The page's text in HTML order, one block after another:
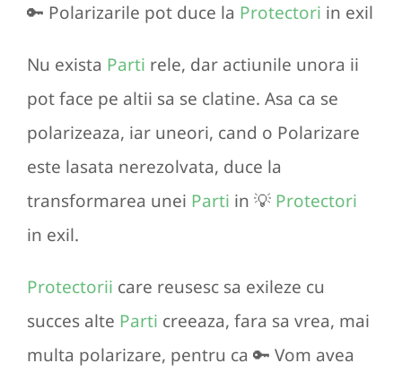
🔑 Polarizarile pot duce la Protectori in exil
Nu exista Parti rele, dar actiunile unora ii
pot face pe altii sa se clatine. Asa ca se
polarizeaza, iar uneori, cand o Polarizare
este lasata nerezolvata, duce la
transformarea unei Parti in 💡 Protectori
in exil.
Protectorii care reusesc sa exileze cu
succes alte Parti creeaza, fara sa vrea, mai
multa polarizare, pentru ca 🔑 Vom avea